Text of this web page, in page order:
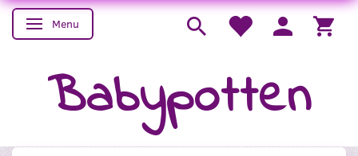
Skifte navigation
Menu
Babypotten